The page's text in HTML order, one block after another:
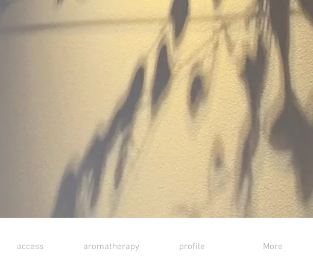
access aromatherapy profile More